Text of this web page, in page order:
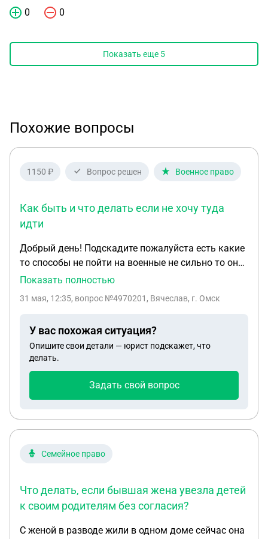
0 0
Показать еще 5
Похожие вопросы
1150 ₽ Вопрос решен Военное право
Как быть и что делать если не хочу туда
идти
Добрый день! Подскадите пожалуйста есть какие
то способы не пойти на военные не сильно то они
входили в мои планы! Перед этим еще нужно
Имею геморой 2 степени не обостряется, так же
беспокоит! Как быть и что делать если не хочу
туда идти.
Показать полностью
31 мая, 12:35, вопрос №4970201, Вячеслав, г. Омск
У вас похожая ситуация?
Опишите свои детали — юрист подскажет, что
делать.
Задать свой вопрос
Семейное право
Что делать, если бывшая жена увезла детей
к своим родителям без согласия?
С женой в разводе жили в одном доме сейчас она